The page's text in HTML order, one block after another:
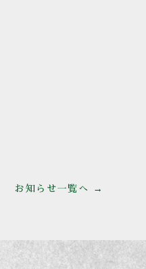
お知らせ一覧へ